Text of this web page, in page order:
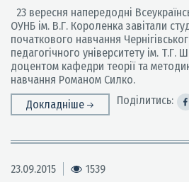
23 вересня напередодні
ОУНБ ім. В.Г. Короленка завітали
початкового навчання
педагогічного університету ім. Т.Г.
доцентом кафедри теорії та
навчання Романом Силко.
Докладніше
Поділитись:
23.09.2015
1539